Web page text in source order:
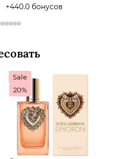
+440.0 бонусов
Sale
20%